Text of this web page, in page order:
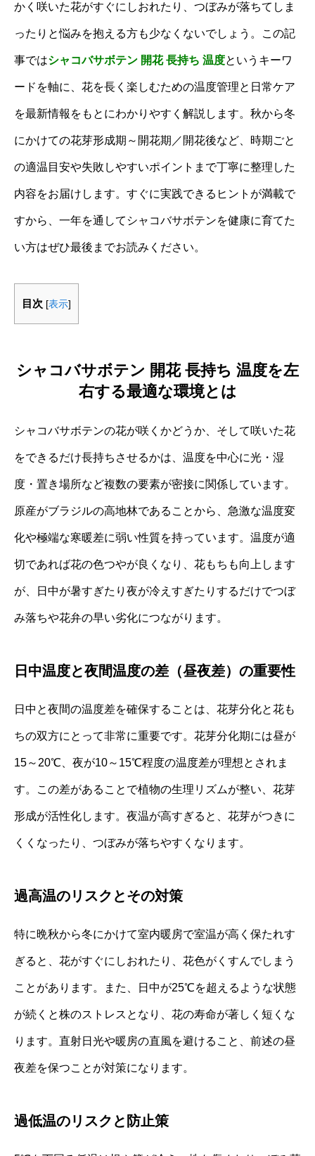
かく咲いた花がすぐにしおれたり、つぼみが落ちてしま
ったりと悩みを抱える方も少なくないでしょう。この記
事ではシャコバサボテン 開花 長持ち 温度というキーワ
ードを軸に、花を長く楽しむための温度管理と日常ケア
を最新情報をもとにわかりやすく解説します。秋から冬
にかけての花芽形成期～開花期／開花後など、時期ごと
の適温目安や失敗しやすいポイントまで丁寧に整理した
内容をお届けします。すぐに実践できるヒントが満載で
すから、一年を通してシャコバサボテンを健康に育てた
い方はぜひ最後までお読みください。
目次 [表示]
シャコバサボテン 開花 長持ち 温度を左
右する最適な環境とは
シャコバサボテンの花が咲くかどうか、そして咲いた花
をできるだけ長持ちさせるかは、温度を中心に光・湿
度・置き場所など複数の要素が密接に関係しています。
原産がブラジルの高地林であることから、急激な温度変
化や極端な寒暖差に弱い性質を持っています。温度が適
切であれば花の色つやが良くなり、花もちも向上します
が、日中が暑すぎたり夜が冷えすぎたりするだけでつぼ
み落ちや花弁の早い劣化につながります。
日中温度と夜間温度の差（昼夜差）の重要性
日中と夜間の温度差を確保することは、花芽分化と花も
ちの双方にとって非常に重要です。花芽分化期には昼が
15～20℃、夜が10～15℃程度の温度差が理想とされま
す。この差があることで植物の生理リズムが整い、花芽
形成が活性化します。夜温が高すぎると、花芽がつきに
くくなったり、つぼみが落ちやすくなります。
過高温のリスクとその対策
特に晩秋から冬にかけて室内暖房で室温が高く保たれす
ぎると、花がすぐにしおれたり、花色がくすんでしまう
ことがあります。また、日中が25℃を超えるような状態
が続くと株のストレスとなり、花の寿命が著しく短くな
ります。直射日光や暖房の直風を避けること、前述の昼
夜差を保つことが対策になります。
過低温のリスクと防止策